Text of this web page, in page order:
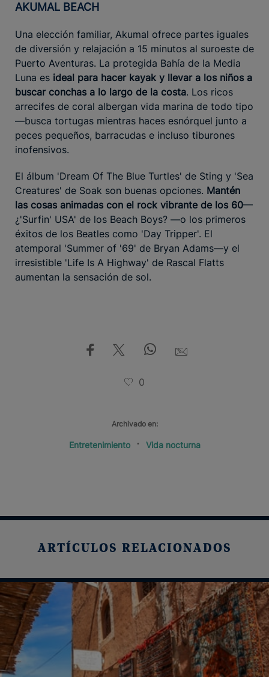
AKUMAL BEACH
Una elección familiar, Akumal ofrece partes iguales
de diversión y relajación a 15 minutos al suroeste de
Puerto Aventuras. La protegida Bahía de la Media
Luna es ideal para hacer kayak y llevar a los niños a
buscar conchas a lo largo de la costa. Los ricos
arrecifes de coral albergan vida marina de todo tipo
—busca tortugas mientras haces esnórquel junto a
peces pequeños, barracudas e incluso tiburones
inofensivos.
El álbum 'Dream Of The Blue Turtles' de Sting y 'Sea
Creatures' de Soak son buenas opciones. Mantén
las cosas animadas con el rock vibrante de los 60—
¿'Surfin' USA' de los Beach Boys? —o los primeros
éxitos de los Beatles como 'Day Tripper'. El
atemporal 'Summer of '69' de Bryan Adams—y el
irresistible 'Life Is A Highway' de Rascal Flatts
aumentan la sensación de sol.
0
Archivado en:
Entretenimiento Vida nocturna
ARTÍCULOS RELACIONADOS